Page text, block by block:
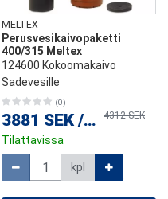
MELTEX
Perusvesikaivopaketti
400/315 Meltex
124600 Kokoomakaivo
Sadevesille
(0)
3881 SEK / kpl4312 SEK
Tilattavissa
kpl